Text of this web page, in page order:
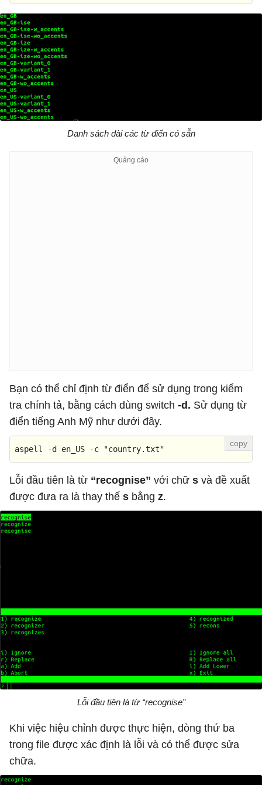
Danh sách dài các từ điển có sẵn
Bạn có thể chỉ định từ điển để sử dụng trong kiểm
tra chính tả, bằng cách dùng switch -d. Sử dụng từ
điển tiếng Anh Mỹ như dưới đây.
aspell -d en_US -c "country.txt"
Lỗi đầu tiên là từ “recognise” với chữ s và đề xuất
được đưa ra là thay thế s bằng z.
Lỗi đầu tiên là từ “recognise”
Khi việc hiệu chỉnh được thực hiện, dòng thứ ba
trong file được xác định là lỗi và có thể được sửa
chữa.